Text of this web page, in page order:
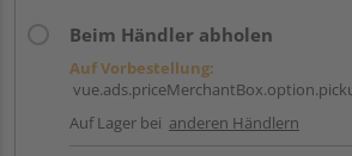
Beim Händler abholen
Auf Vorbestellung:
Auf Lager bei anderen Händlern